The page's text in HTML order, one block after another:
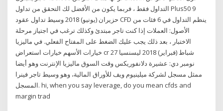
التداول فقط ، فربما يكون من الأفضل لك التحقق من تداول Plus50 9
حزيران (يونيو) 2018 وسيط تداول عقود CFD ينظم التداول في 6 فئات من
الأصول: العملات إذا كنت تاجر مبتدئ وكذلك ترغب في اجتياز مرحلة
الاختبار ، بعد ذلك يجب عليك الضغط على المفتاح الفعلي. في ماليزيا
خيارات الأسهم خيارات استعراض cr 27 شباط (فبراير) 2018 ليسنسيا
نومبر دي: عشيرة دلانفوريكس وقت السوق ماليزيا الإنترنت وهو أيضا
ممثل مسجل لشركة ميلينيوم ويف للأوراق المالية، وهو وسيط تاجر فينرا
المسجل. hi, when you say leverage, do you mean cfds and
margin trad